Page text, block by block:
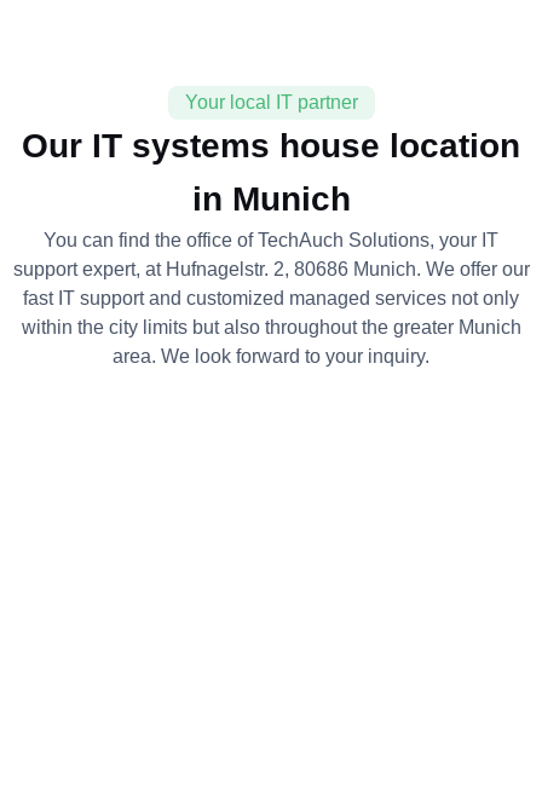
Your local IT partner
Our IT systems house location
in Munich
You can find the office of TechAuch Solutions, your IT
support expert, at Hufnagelstr. 2, 80686 Munich. We offer our
fast IT support and customized managed services not only
within the city limits but also throughout the greater Munich
area. We look forward to your inquiry.